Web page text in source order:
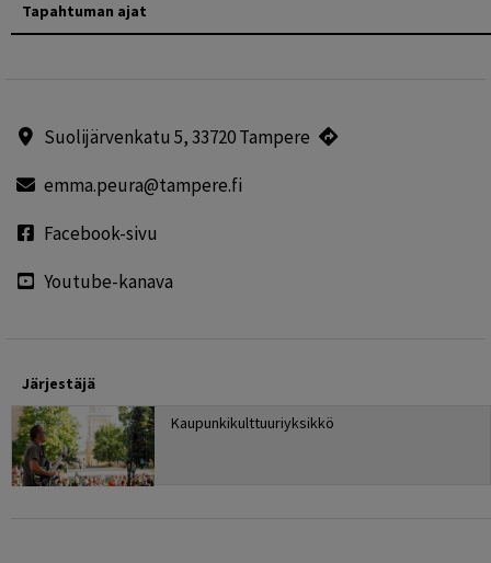
Tapahtuman ajat
Suolijärvenkatu 5, 33720 Tampere
emma.peura@tampere.fi
Facebook-sivu
Youtube-kanava
Järjestäjä
Kaupunkikulttuuriyksikkö